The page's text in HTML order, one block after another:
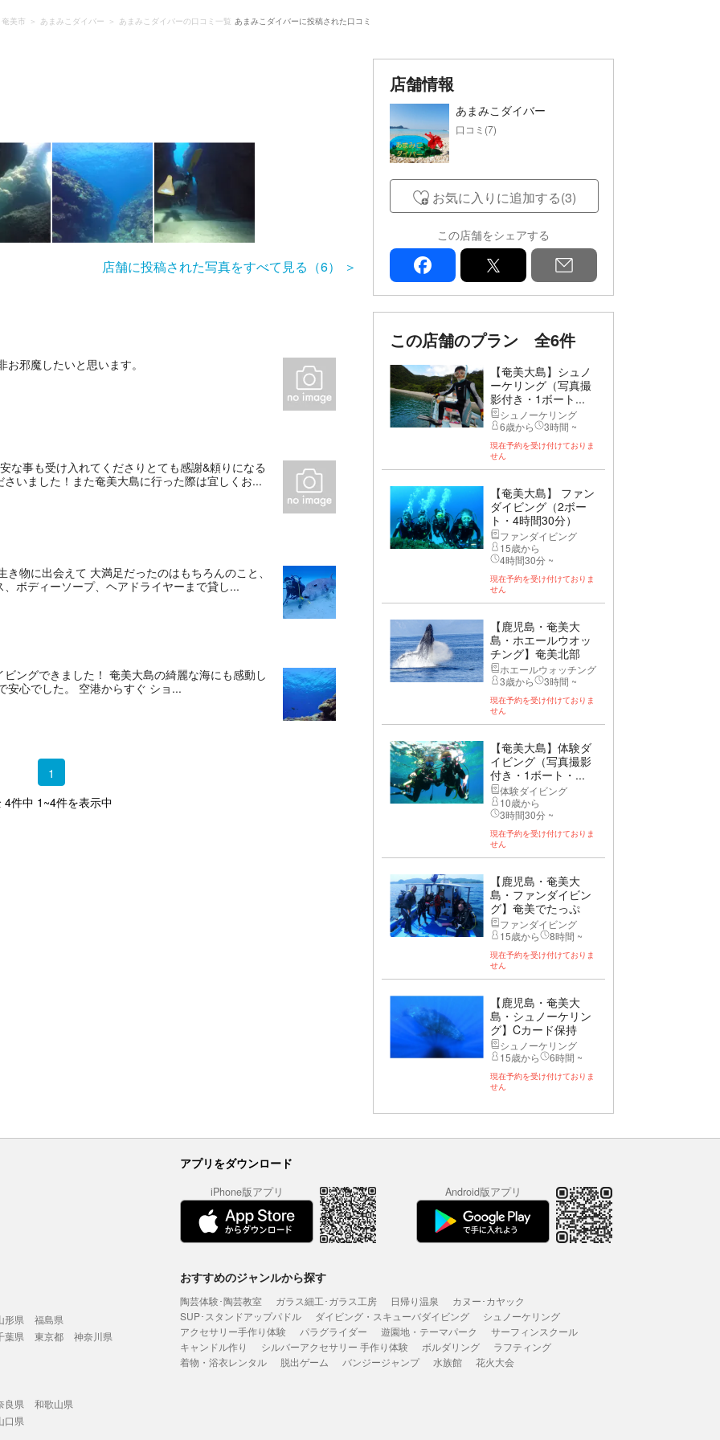
美市 あまみこダイバー あまみこダイバーの口コミ一覧 あまみこダイバーに投稿された口コミ
店舗に投稿された写真をすべて見る（6）
邪魔したいと思います。
な事も受け入れてくださりとても感謝&頼りになる
いました！また奄美大島に行った際は宜しくお...
物に出会えて 大満足だったのはもちろんのこと、
ボディーソープ、ヘアドライヤーまで貸し...
ングできました！ 奄美大島の綺麗な海にも感動し
安心でした。 空港からすぐ ショ...
1
4件中 1~4件を表示中
店舗情報
あまみこダイバー
口コミ(7)
お気に入りに追加する(3)
この店舗をシェアする
facebook
この店舗のプラン 全6件
【奄美大島】シュノ
ーケリング（写真撮
影付き・1ボート...
シュノーケリング
6歳から
3時間 ~
現在予約を受け付けておりま
せん
【奄美大島】 ファン
ダイビング（2ボー
ト・4時間30分）
ファンダイビング
15歳から
4時間30分 ~
現在予約を受け付けておりま
せん
【鹿児島・奄美大
島・ホエールウオッ
チング】奄美北部
ホ...ホエールウォッチング
3歳から
3時間 ~
現在予約を受け付けておりま
せん
【奄美大島】体験ダ
イビング（写真撮影
付き・1ボート・...
体験ダイビング
10歳から
3時間30分 ~
現在予約を受け付けておりま
せん
【鹿児島・奄美大
島・ファンダイビン
グ】奄美でたっぷ
り...ファンダイビング
15歳から
8時間 ~
現在予約を受け付けておりま
せん
【鹿児島・奄美大
島・シュノーケリン
グ】Cカード保持
者...シュノーケリング
15歳から
6時間 ~
現在予約を受け付けておりま
せん
アプリをダウンロード
iPhone版アプリ Android版アプリ
形県
福島県
葉県
東京都 神奈川県
良県
和歌山県
口県
おすすめのジャンルから探す
陶芸体験･陶芸教室 ガラス細工･ガラス工房 日帰り温泉
カヌー･カヤック
SUP･スタンドアップパドル
ダイビング・スキューバダイビング
シュノーケリング
アクセサリー手作り体験
パラグライダー 遊園地・テーマパーク
サーフィンスクール
キャンドル作り
シルバーアクセサリー 手作り体験 ボルダリング
ラフティング
着物・浴衣レンタル
脱出ゲーム バンジージャンプ 水族館 花火大会